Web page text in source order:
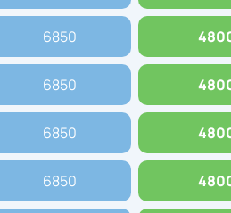
6850
6850
6850
6850